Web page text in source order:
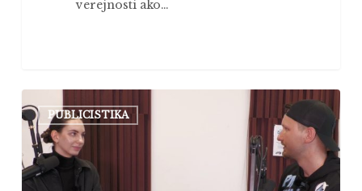
verejnosti ako…
Magurský:
“K
dobrej
moderovačke
PUBLICISTIKA